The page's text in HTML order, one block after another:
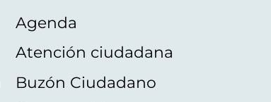
Agenda
Atención ciudadana
Buzón Ciudadano